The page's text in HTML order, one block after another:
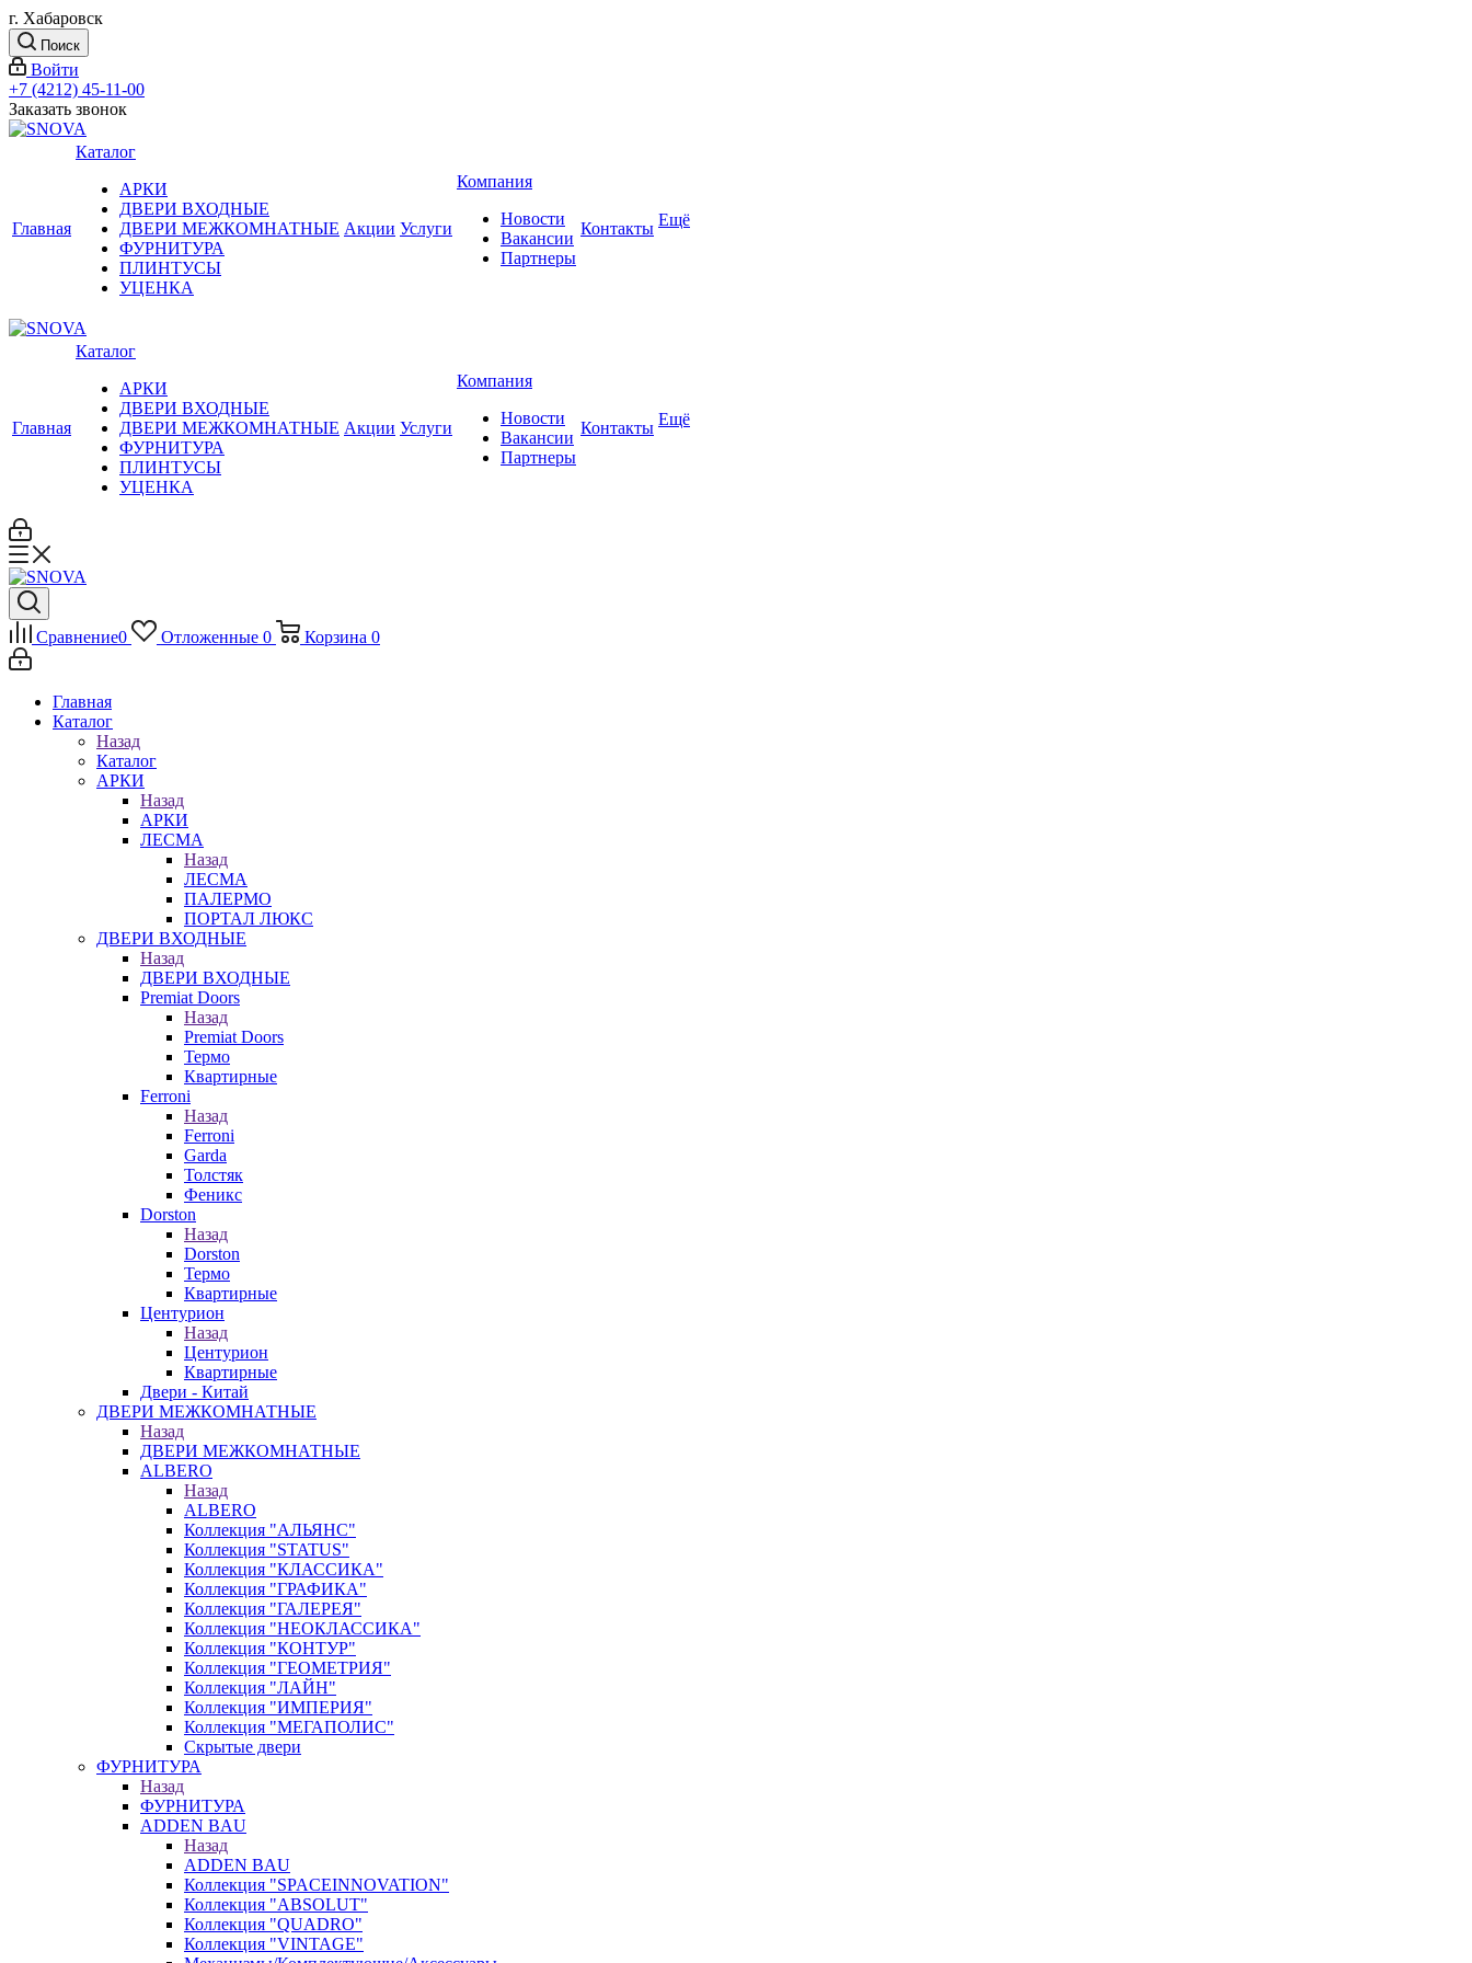
г. Хабаровск
Поиск
Войти
+7 (4212) 45-11-00
Заказать звонок
Главная
Каталог
АРКИ
ДВЕРИ ВХОДНЫЕ
ДВЕРИ МЕЖКОМНАТНЫЕ
ФУРНИТУРА
ПЛИНТУСЫ
УЦЕНКА
Акции Услуги
Компания
Новости
Вакансии
Партнеры
Контакты Ещё
Главная
Каталог
АРКИ
ДВЕРИ ВХОДНЫЕ
ДВЕРИ МЕЖКОМНАТНЫЕ
ФУРНИТУРА
ПЛИНТУСЫ
УЦЕНКА
Акции Услуги
Компания
Новости
Вакансии
Партнеры
Контакты Ещё
Сравнение0 Отложенные 0 Корзина 0
Главная
Каталог
Назад
Каталог
АРКИ
Назад
АРКИ
ЛЕСМА
Назад
ЛЕСМА
ПАЛЕРМО
ПОРТАЛ ЛЮКС
ДВЕРИ ВХОДНЫЕ
Назад
ДВЕРИ ВХОДНЫЕ
Premiat Doors
Назад
Premiat Doors
Термо
Квартирные
Ferroni
Назад
Ferroni
Garda
Толстяк
Феникс
Dorston
Назад
Dorston
Термо
Квартирные
Центурион
Назад
Центурион
Квартирные
Двери - Китай
ДВЕРИ МЕЖКОМНАТНЫЕ
Назад
ДВЕРИ МЕЖКОМНАТНЫЕ
ALBERO
Назад
ALBERO
Коллекция "АЛЬЯНС"
Коллекция "STATUS"
Коллекция "КЛАССИКА"
Коллекция "ГРАФИКА"
Коллекция "ГАЛЕРЕЯ"
Коллекция "НЕОКЛАССИКА"
Коллекция "КОНТУР"
Коллекция "ГЕОМЕТРИЯ"
Коллекция "ЛАЙН"
Коллекция "ИМПЕРИЯ"
Коллекция "МЕГАПОЛИС"
Скрытые двери
ФУРНИТУРА
Назад
ФУРНИТУРА
ADDEN BAU
Назад
ADDEN BAU
Коллекция "SPACEINNOVATION"
Коллекция "ABSOLUT"
Коллекция "QUADRO"
Коллекция "VINTAGE"